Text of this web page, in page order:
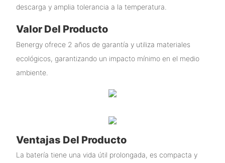
descarga y amplia tolerancia a la temperatura.
Valor Del Producto
Benergy ofrece 2 años de garantía y utiliza materiales
ecológicos, garantizando un impacto mínimo en el medio
ambiente.
Ventajas Del Producto
La batería tiene una vida útil prolongada, es compacta y